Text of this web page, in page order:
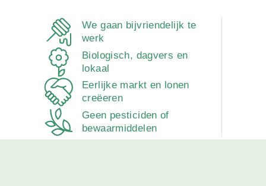
We gaan bijvriendelijk te
werk
Biologisch, dagvers en
lokaal
Eerlijke markt en lonen
creëeren
Geen pesticiden of
bewaarmiddelen